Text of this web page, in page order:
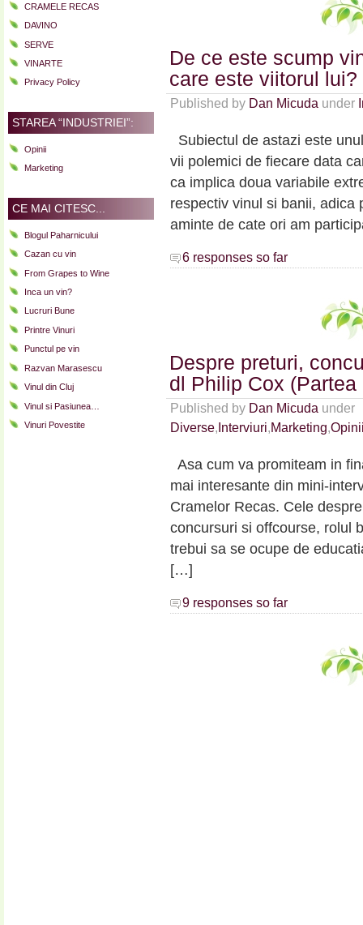
CRAMELE RECAS
DAVINO
SERVE
VINARTE
Privacy Policy
STAREA “INDUSTRIEI”:
Opinii
Marketing
CE MAI CITESC...
Blogul Paharnicului
Cazan cu vin
From Grapes to Wine
Inca un vin?
Lucruri Bune
Printre Vinuri
Punctul pe vin
Razvan Marasescu
Vinul din Cluj
Vinul si Pasiunea…
Vinuri Povestite
De ce este scump
care este viitorul
Published by Dan Micuda under
Subiectul de astazi este
vii polemici de fiecare data
ca implica doua variabile
respectiv vinul si banii, adica
aminte de cate ori am
6 responses so far
Despre preturi,
dl Philip Cox (Partea
Published by Dan Micuda under
Diverse, Interviuri,Marketing,
Asa cum va promiteam in
mai interesante din mini-
Cramelor Recas. Cele
concursuri si offcourse,
trebui sa se ocupe de
[…]
9 responses so far